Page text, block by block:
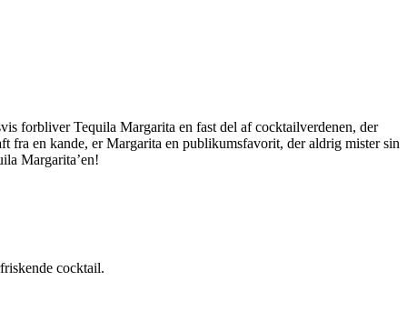
forbliver Tequila Margarita en fast del af cocktailverdenen, der
fra en kande, er Margarita en publikumsfavorit, der aldrig mister sin
Margarita’en!
cocktail.